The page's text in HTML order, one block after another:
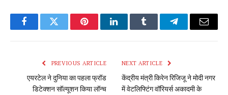
FacebookTwitter PinterestLinkedInTumblr TelegramEmail
PREVIOUS ARTICLE
एयरटेल ने दुनिया का पहला फ्रॉड
डिटेक्शन सॉल्यूशन किया लॉन्च
NEXT ARTICLE
केंद्रीय मंत्री किरेन रिजिजू ने मोदी नगर
में वेटलिफ्टिंग वॉरियर्स अकादमी के